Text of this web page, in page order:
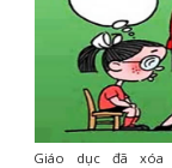
Giáo dục đã